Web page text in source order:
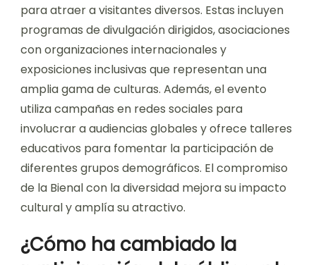
para atraer a visitantes diversos. Estas incluyen
programas de divulgación dirigidos, asociaciones
con organizaciones internacionales y
exposiciones inclusivas que representan una
amplia gama de culturas. Además, el evento
utiliza campañas en redes sociales para
involucrar a audiencias globales y ofrece talleres
educativos para fomentar la participación de
diferentes grupos demográficos. El compromiso
de la Bienal con la diversidad mejora su impacto
cultural y amplía su atractivo.
¿Cómo ha cambiado la